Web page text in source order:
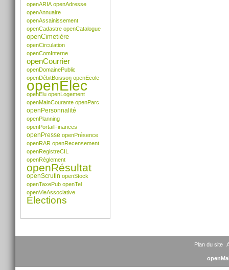
openARIA openAdresse
openAnnuaire
openAssainissement
openCadastre openCatalogue
openCimetière
openCirculation
openComInterne
openCourrier
openDomainePublic
openDébitBoisson openEcole
openElec
openElu openLogement
openMainCourante openParc
openPersonnalité
openPlanning
openPortailFinances
openPresse openPrésence
openRAR openRecensement
openRegistreCIL
openRèglement
openRésultat
openScrutin openStock
openTaxePub openTel
openVieAssociative
Élections
Plan du site